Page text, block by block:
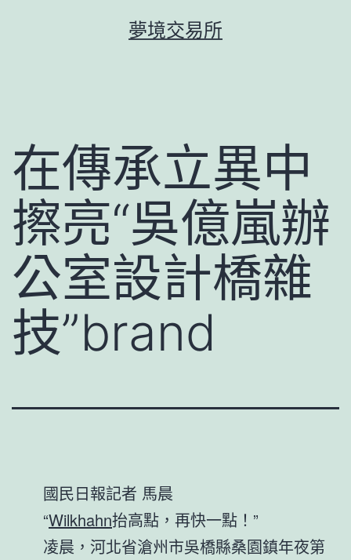
夢境交易所
在傳承立異中
擦亮“吳億嵐辦
公室設計橋雜
技”brand
國民日報記者 馬晨
“Wilkhahn抬高點，再快一點！”
凌晨，河北省滄州市吳橋縣桑園鎮年夜第